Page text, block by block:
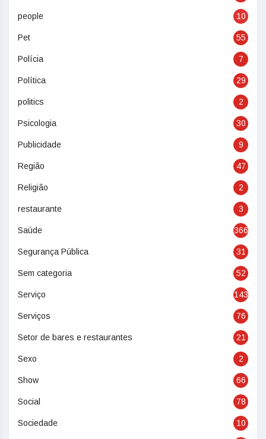
people 10
Pet 55
Polícia 7
Política 29
politics 2
Psicologia 30
Publicidade 9
Região 47
Religião 2
restaurante 3
Saúde 366
Segurança Pública 31
Sem categoria 52
Serviço 143
Serviços 76
Setor de bares e restaurantes 21
Sexo 2
Show 66
Social 78
Sociedade 10